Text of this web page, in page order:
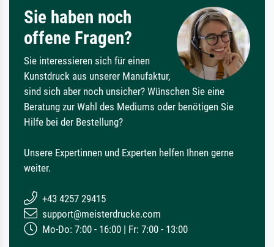
Sie haben noch
offene Fragen?
Sie interessieren sich für einen
Kunstdruck aus unserer Manufaktur,
sind sich aber noch unsicher? Wünschen Sie eine
Beratung zur Wahl des Mediums oder benötigen Sie
Hilfe bei der Bestellung?
Unsere Expertinnen und Experten helfen Ihnen gerne
weiter.
+43 4257 29415
support@meisterdrucke.com
Mo-Do: 7:00 - 16:00 | Fr: 7:00 - 13:00